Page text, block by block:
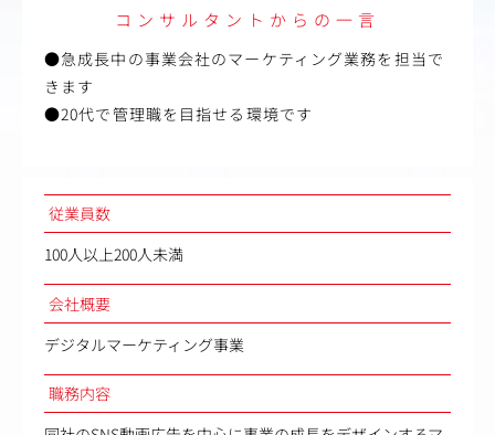
コンサルタントからの一言
●急成長中の事業会社のマーケティング業務を担当で
きます
●20代で管理職を目指せる環境です
従業員数
100人以上200人未満
会社概要
デジタルマーケティング事業
職務内容